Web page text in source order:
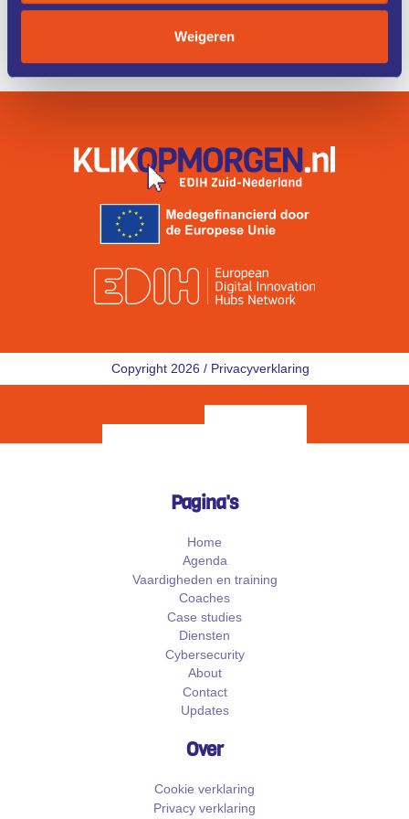
Weigeren
Copyright 2026 / Privacyverklaring
Pagina's
Home
Agenda
Vaardigheden en training
Coaches
Case studies
Diensten
Cybersecurity
About
Contact
Updates
Over
Cookie verklaring
Privacy verklaring